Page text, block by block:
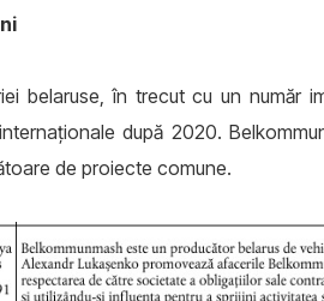
belaruse, în trecut cu un
după 2020.
de proiecte comune.